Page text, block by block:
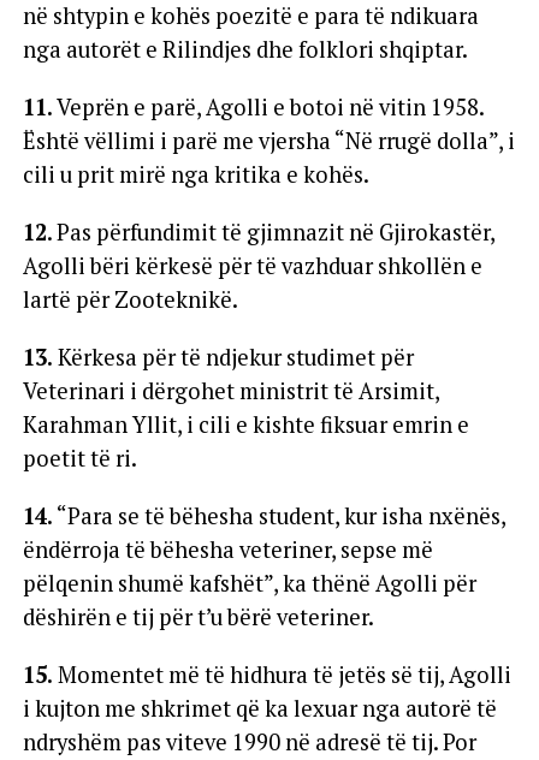
në shtypin e kohës poezitë e para të ndikuara
nga autorët e Rilindjes dhe folklori shqiptar.
11.Veprën e parë, Agolli e botoi në vitin 1958.
Është vëllimi i parë me vjersha “Në rrugë dolla”, i
cili u prit mirë nga kritika e kohës.
12. Pas përfundimit të gjimnazit në Gjirokastër,
Agolli bëri kërkesë për të vazhduar shkollën e
lartë për Zooteknikë.
13. Kërkesa për të ndjekur studimet për
Veterinari i dërgohet ministrit të Arsimit,
Karahman Yllit, i cili e kishte fiksuar emrin e
poetit të ri.
14. “Para se të bëhesha student, kur isha nxënës,
ëndërroja të bëhesha veteriner, sepse më
pëlqenin shumë kafshët”, ka thënë Agolli për
dëshirën e tij për t’u bërë veteriner.
15. Momentet më të hidhura të jetës së tij, Agolli
i kujton me shkrimet që ka lexuar nga autorë të
ndryshëm pas viteve 1990 në adresë të tij. Por